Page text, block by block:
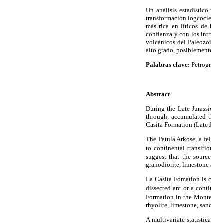
Un análisis
transformación
más rica en líticos de
confianza y con los
volcánicos del
alto grado,
Palabras clave:
Abstract
During the Late
through, accumulated
Casita Formation (Late
The Patula Arkose, a
to continental
suggest that the
granodiorite, limestone
La Casita Fomation is
dissected arc or a
Formation in the
rhyolite, limestone,
A multivariate